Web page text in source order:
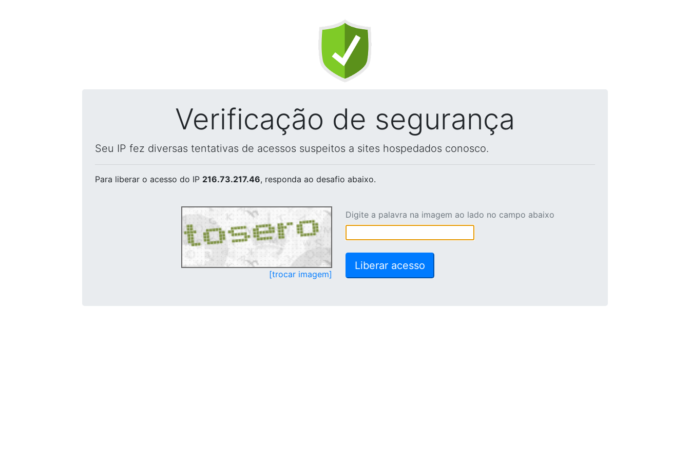
Verificação de segurança
Seu IP fez diversas tentativas de acessos suspeitos a sites hospedados conosco.
Para liberar o acesso do IP 216.73.217.46, responda ao desafio abaixo.
[trocar imagem]
Digite a palavra na imagem ao lado no campo abaixo